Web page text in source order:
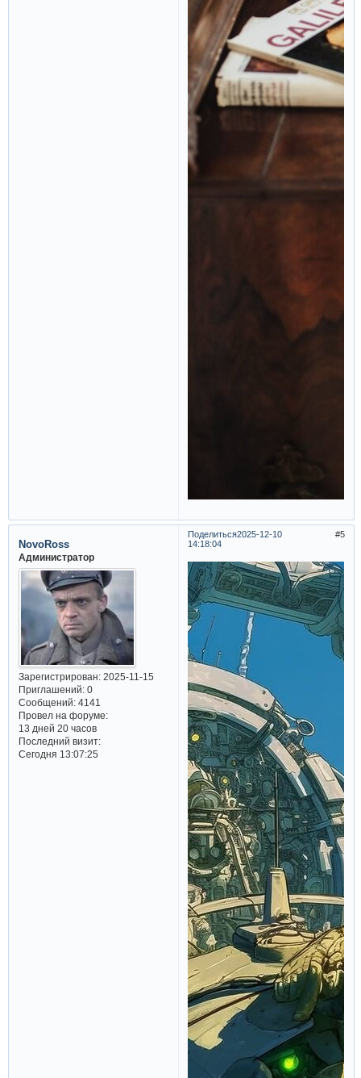
Поделиться 5
2025-12-10
14:18:04
NovoRoss
Администратор
Зарегистрирован: 2025-11-15
Приглашений:0
Сообщений:4141
Провел на форуме:
13 дней 20 часов
Последний визит:
Сегодня 13:07:25